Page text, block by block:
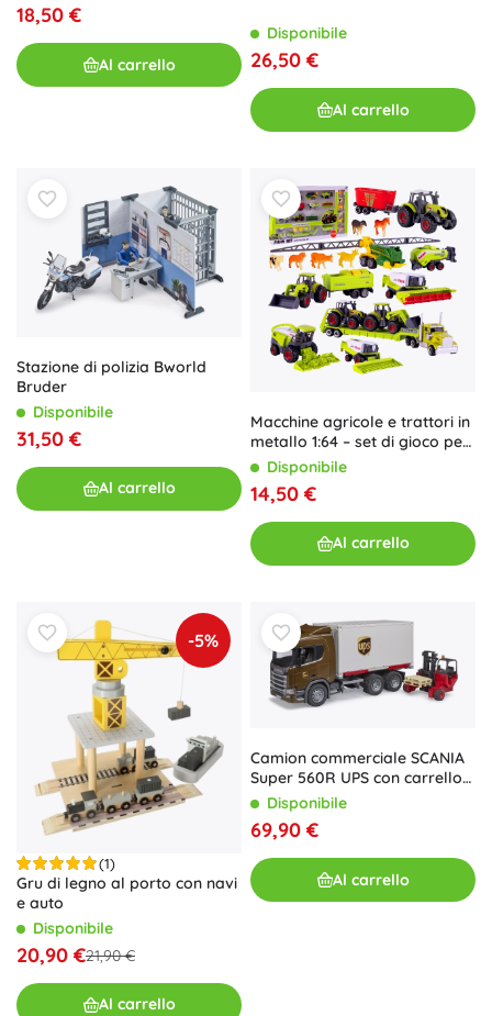
18,50 €
Al carrello
Disponibile
26,50 €
Al carrello
Stazione di polizia Bworld
Bruder
Disponibile
31,50 €
Al carrello
Macchine agricole e trattori in
metallo 1:64 – set di gioco per
bambini
Disponibile
14,50 €
Al carrello
-5%
(1)
Gru di legno al porto con navi
e auto
Disponibile
20,90 €21,90 €
Al carrello
Camion commerciale SCANIA
Super 560R UPS con carrello
elevatore BRUDER 1:16
Disponibile
69,90 €
Al carrello